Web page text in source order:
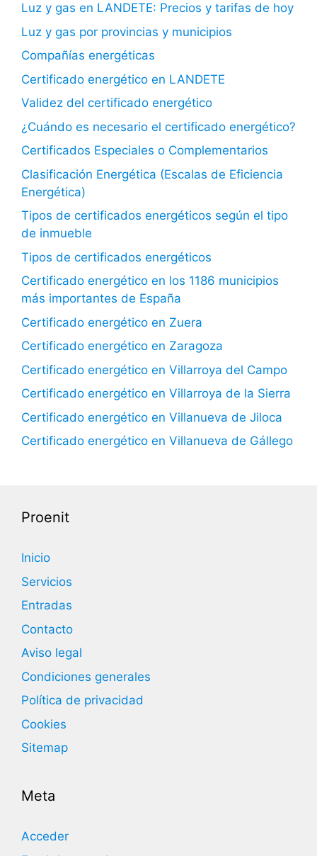
Luz y gas en LANDETE: Precios y tarifas de hoy
Luz y gas por provincias y municipios
Compañías energéticas
Certificado energético en LANDETE
Validez del certificado energético
¿Cuándo es necesario el certificado energético?
Certificados Especiales o Complementarios
Clasificación Energética (Escalas de Eficiencia
Energética)
Tipos de certificados energéticos según el tipo
de inmueble
Tipos de certificados energéticos
Certificado energético en los 1186 municipios
más importantes de España
Certificado energético en Zuera
Certificado energético en Zaragoza
Certificado energético en Villarroya del Campo
Certificado energético en Villarroya de la Sierra
Certificado energético en Villanueva de Jiloca
Certificado energético en Villanueva de Gállego
Proenit
Inicio
Servicios
Entradas
Contacto
Aviso legal
Condiciones generales
Política de privacidad
Cookies
Sitemap
Meta
Acceder